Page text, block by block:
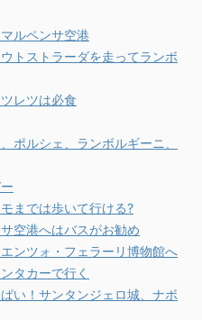
ルペンサ空港
トストラーダを走ってランボ
レツは必食
ポルシェ、ランボルギーニ、
までは歩いて行ける?
空港へはバスがお勧め
ンツォ・フェラーリ博物館へ
タカーで行く
い！サンタンジェロ城、ナボ